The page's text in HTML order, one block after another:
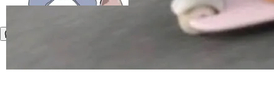
x / Harmony PC curl -fsSL https://solon.noea
不断累积，代码仓中的模块关系、接口契约、业
务逻辑等关键信息往往分散于数十乃至数百个文
件之中，形成高度复杂的知识关联网络。传统的